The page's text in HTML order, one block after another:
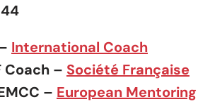
International Coach
Coach – Société Française
– European Mentoring